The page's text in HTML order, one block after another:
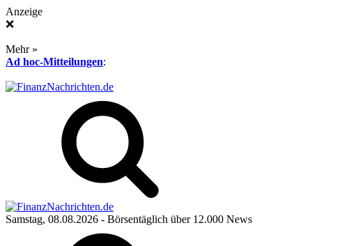
Anzeige
❌
Mehr »
Ad hoc-Mitteilungen:
Samstag, 08.08.2026 - Börsentäglich über 12.000 News